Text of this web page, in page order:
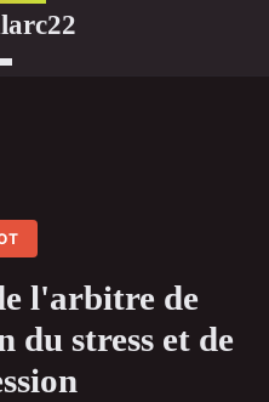
l'arbitre de
du stress et de